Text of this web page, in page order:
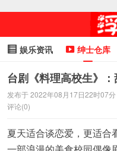
娱乐资讯 绅士仓库
浮力GIF 明星头条 浮力
cosplay
台剧《料理高校生》
发布于 2022年08月17日22时07分
评论(0)
夏天适合谈恋爱，更适合